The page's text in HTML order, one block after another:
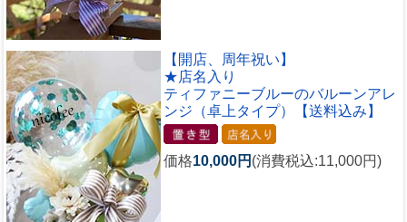
【開店、周年祝い】
★店名入り
ティファニーブルーのバルーンアレ
ンジ（卓上タイプ）【送料込み】
価格10,000円 (消費税込:11,000円)